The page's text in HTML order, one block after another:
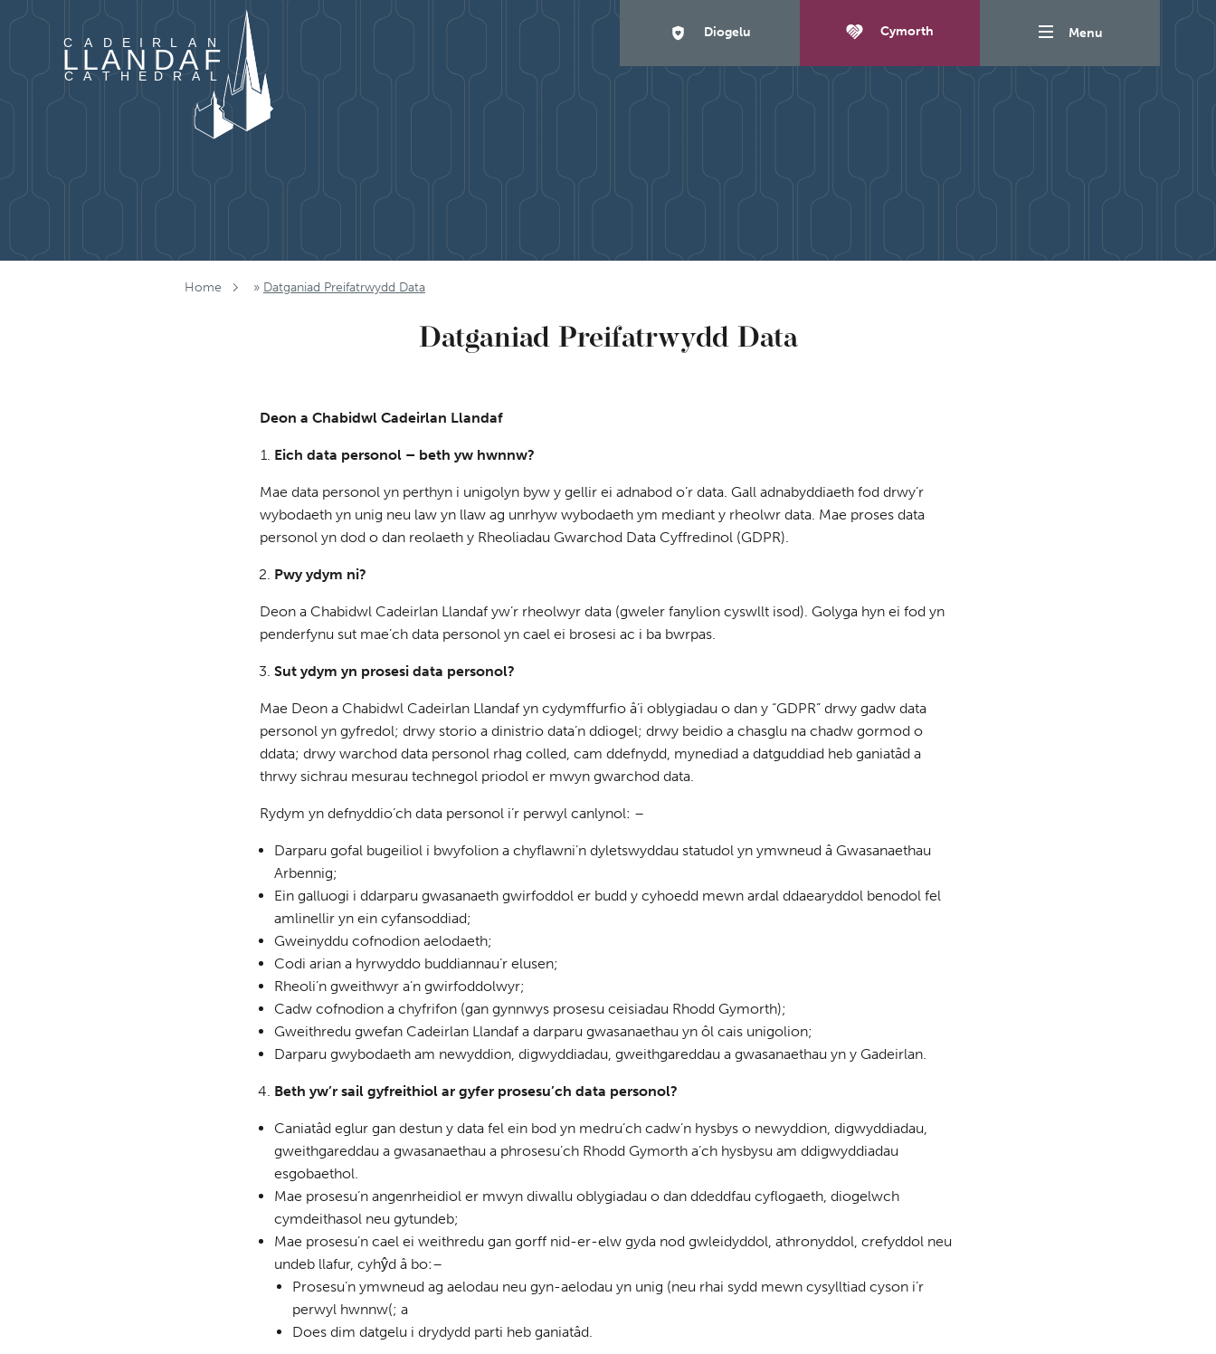
Mynd i'r cynnwys
Diogelu Cymorth Menu
Home » Datganiad Preifatrwydd Data
Datganiad Preifatrwydd Data
Deon a Chabidwl Cadeirlan Llandaf
Eich data personol – beth yw hwnnw?
Mae data personol yn perthyn i unigolyn byw y gellir ei adnabod o’r data. Gall adnabyddiaeth fod drwy’r
wybodaeth yn unig neu law yn llaw ag unrhyw wybodaeth ym mediant y rheolwr data. Mae proses data
personol yn dod o dan reolaeth y Rheoliadau Gwarchod Data Cyffredinol (GDPR).
Pwy ydym ni?
Deon a Chabidwl Cadeirlan Llandaf yw’r rheolwyr data (gweler fanylion cyswllt isod). Golyga hyn ei fod yn
penderfynu sut mae’ch data personol yn cael ei brosesi ac i ba bwrpas.
Sut ydym yn prosesi data personol?
Mae Deon a Chabidwl Cadeirlan Llandaf yn cydymffurfio â’i oblygiadau o dan y “GDPR” drwy gadw data
personol yn gyfredol; drwy storio a dinistrio data’n ddiogel; drwy beidio a chasglu na chadw gormod o
ddata; drwy warchod data personol rhag colled, cam ddefnydd, mynediad a datguddiad heb ganiatâd a
thrwy sichrau mesurau technegol priodol er mwyn gwarchod data.
Rydym yn defnyddio’ch data personol i’r perwyl canlynol: –
Darparu gofal bugeiliol i bwyfolion a chyflawni’n dyletswyddau statudol yn ymwneud â Gwasanaethau
Arbennig;
Ein galluogi i ddarparu gwasanaeth gwirfoddol er budd y cyhoedd mewn ardal ddaearyddol benodol fel
amlinellir yn ein cyfansoddiad;
Gweinyddu cofnodion aelodaeth;
Codi arian a hyrwyddo buddiannau’r elusen;
Rheoli’n gweithwyr a’n gwirfoddolwyr;
Cadw cofnodion a chyfrifon (gan gynnwys prosesu ceisiadau Rhodd Gymorth);
Gweithredu gwefan Cadeirlan Llandaf a darparu gwasanaethau yn ôl cais unigolion;
Darparu gwybodaeth am newyddion, digwyddiadau, gweithgareddau a gwasanaethau yn y Gadeirlan.
Beth yw’r sail gyfreithiol ar gyfer prosesu’ch data personol?
Caniatâd eglur gan destun y data fel ein bod yn medru’ch cadw’n hysbys o newyddion, digwyddiadau,
gweithgareddau a gwasanaethau a phrosesu’ch Rhodd Gymorth a’ch hysbysu am ddigwyddiadau
esgobaethol.
Mae prosesu’n angenrheidiol er mwyn diwallu oblygiadau o dan ddeddfau cyflogaeth, diogelwch
cymdeithasol neu gytundeb;
Mae prosesu’n cael ei weithredu gan gorff nid-er-elw gyda nod gwleidyddol, athronyddol, crefyddol neu
undeb llafur, cyhŷd â bo:–
Prosesu’n ymwneud ag aelodau neu gyn-aelodau yn unig (neu rhai sydd mewn cysylltiad cyson i’r
perwyl hwnnw(; a
Does dim datgelu i drydydd parti heb ganiatâd.